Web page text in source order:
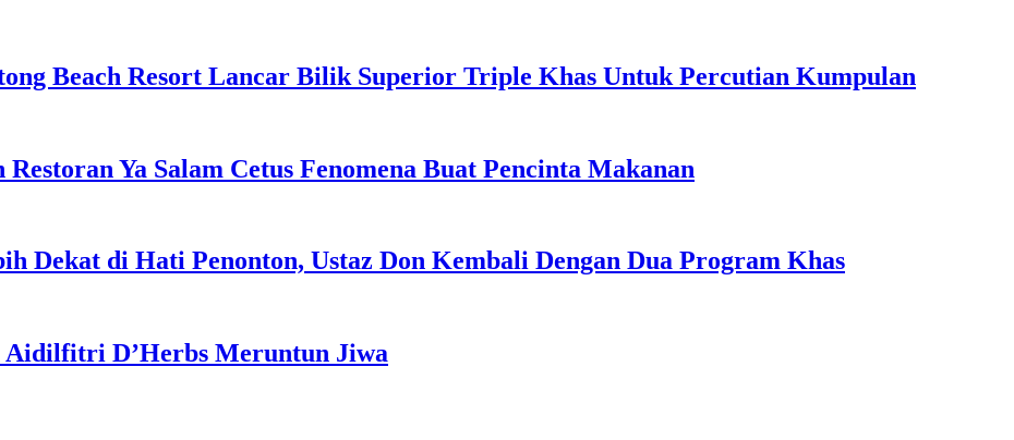
Beach Resort Lancar Bilik Superior Triple Khas Untuk Percutian Kumpulan
Ya Salam Cetus Fenomena Buat Pencinta Makanan
Dekat di Hati Penonton, Ustaz Don Kembali Dengan Dua Program Khas
Aidilfitri D’Herbs Meruntun Jiwa